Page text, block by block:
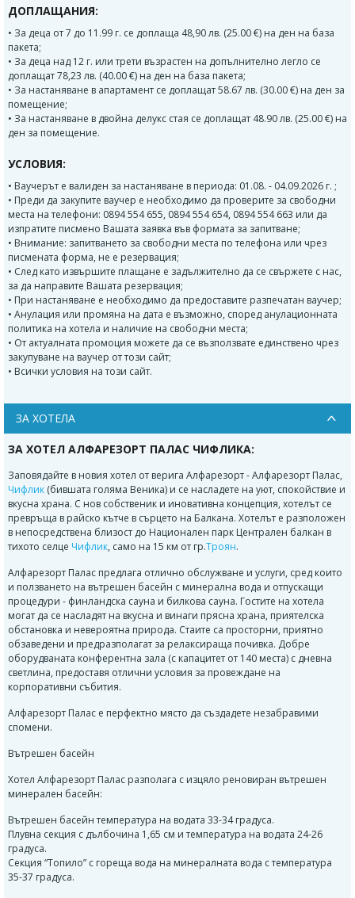
ДОПЛАЩАНИЯ:
• За деца от 7 до 11.99 г. се доплаща 48,90 лв. (25.00 €) на ден на база
пакета;
• За деца над 12 г. или трети възрастен на допълнително легло се
доплащат 78,23 лв. (40.00 €) на ден на база пакета;
• За настаняване в апартамент се доплащат 58.67 лв. (30.00 €) на ден за
помещение;
• За настаняване в двойна делукс стая се доплащат 48.90 лв. (25.00 €) на
ден за помещение.
УСЛОВИЯ:
• Ваучерът е валиден за настаняване в периода: 01.08. - 04.09.2026 г. ;
• Преди да закупите ваучер е необходимо да проверите за свободни
места на телефони: 0894 554 655, 0894 554 654, 0894 554 663 или да
изпратите писмено Вашата заявка във формата за запитване;
• Внимание: запитването за свободни места по телефона или чрез
писмената форма, не е резервация;
• След като извършите плащане е задължително да се свържете с нас,
за да направите Вашата резервация;
• При настаняване е необходимо да предоставите разпечатан ваучер;
• Анулация или промяна на дата е възможно, според анулационната
политика на хотела и наличие на свободни места;
• От актуалната промоция можете да се възползвате единствено чрез
закупуване на ваучер от този сайт;
• Всички условия на този сайт.
ЗА ХОТЕЛА
ЗА ХОТЕЛ АЛФАРЕЗОРТ ПАЛАС ЧИФЛИКА:
Заповядайте в новия хотел от верига Алфарезорт - Алфарезорт Палас,
Чифлик (бившата голяма Веника) и се насладете на уют, спокойствие и
вкусна храна. С нов собственик и иновативна концепция, хотелът се
превръща в райско кътче в сърцето на Балкана. Хотелът е разположен
в непосредствена близост до Национален парк Централен балкан в
тихото селце Чифлик, само на 15 км от гр.Троян.
Алфарезорт Палас предлага отлично обслужване и услуги, сред които
и ползването на вътрешен басейн с минерална вода и отпускащи
процедури - финландска сауна и билкова сауна. Гостите на хотела
могат да се насладят на вкусна и винаги прясна храна, приятелска
обстановка и невероятна природа. Стаите са просторни, приятно
обзаведени и предразполагат за релаксираща почивка. Добре
оборудваната конферентна зала (с капацитет от 140 места) с дневна
светлина, предоставя отлични условия за провеждане на
корпоративни събития.
Алфарезорт Палас е перфектно място да създадете незабравими
спомени.
Вътрешен басейн
Хотел Алфарезорт Палас разполага с изцяло реновиран вътрешен
минерален басейн:
Вътрешен басейн температура на водата 33-34 градуса.
Плувна секция с дълбочина 1,65 см и температура на водата 24-26
градуса.
Секция “Топило” с гореща вода на минералната вода с температура
35-37 градуса.